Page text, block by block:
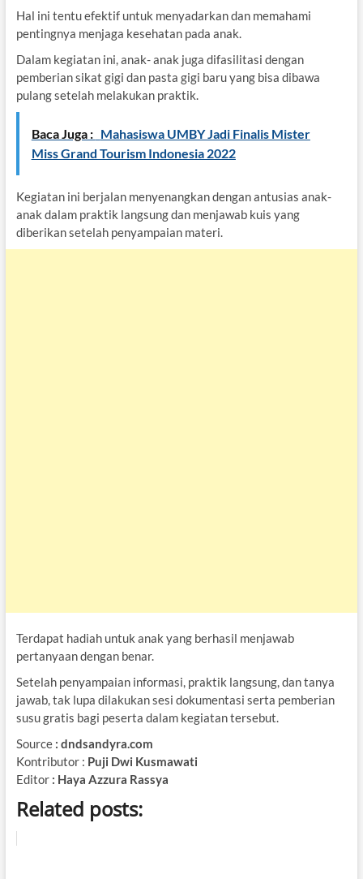
Hal ini tentu efektif untuk menyadarkan dan memahami
pentingnya menjaga kesehatan pada anak.
Dalam kegiatan ini, anak- anak juga difasilitasi dengan
pemberian sikat gigi dan pasta gigi baru yang bisa dibawa
pulang setelah melakukan praktik.
Baca Juga : Mahasiswa UMBY Jadi Finalis Mister
Miss Grand Tourism Indonesia 2022
Kegiatan ini berjalan menyenangkan dengan antusias anak-
anak dalam praktik langsung dan menjawab kuis yang
diberikan setelah penyampaian materi.
Terdapat hadiah untuk anak yang berhasil menjawab
pertanyaan dengan benar.
Setelah penyampaian informasi, praktik langsung, dan tanya
jawab, tak lupa dilakukan sesi dokumentasi serta pemberian
susu gratis bagi peserta dalam kegiatan tersebut.
Source : dndsandyra.com
Kontributor : Puji Dwi Kusmawati
Editor : Haya Azzura Rassya
Related posts: